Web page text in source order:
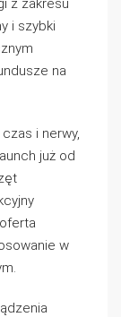
z zakresu
i szybki
na
i nerwy,
już od
w